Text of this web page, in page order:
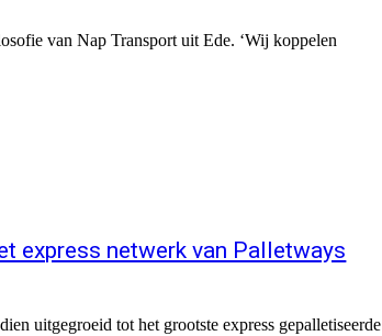
van Nap Transport uit Ede. ‘Wij koppelen
express netwerk van Palletways
uitgegroeid tot het grootste express gepalletiseerde